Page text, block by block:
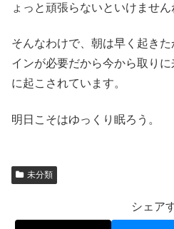
ょっと頑張らないといけません
そんなわけで、朝は早く起き
インが必要だから今から取り
に起こされています。
明日こそはゆっくり眠ろう。
未分類
シェア